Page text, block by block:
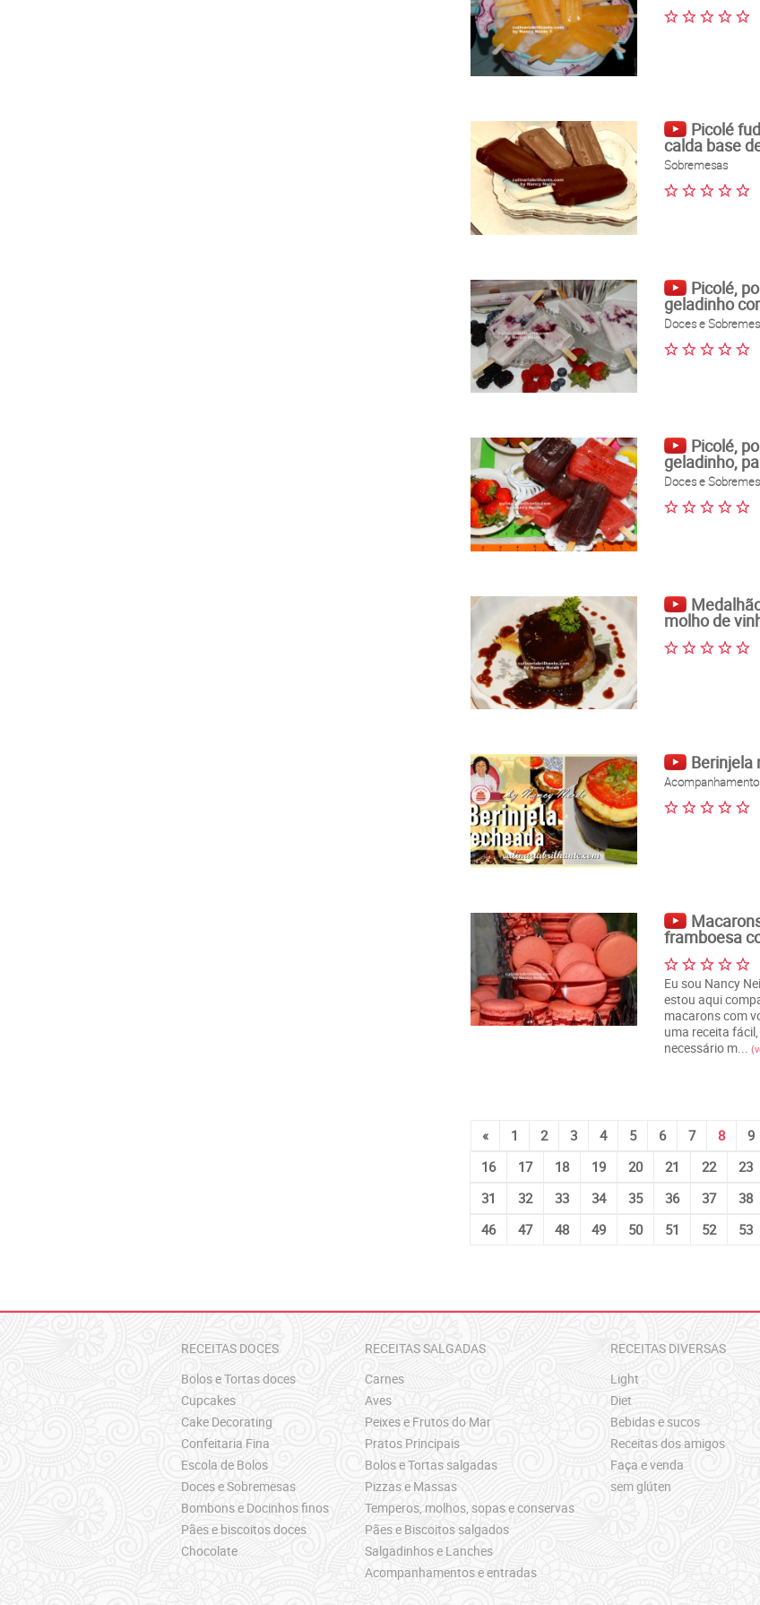
Picolé
calda base
Sobremesas
Picolé,
geladinho
Doces e
Picolé,
geladinho,
Doces e
molho de
Berinjela
framboesa
Eu sou Nancy
estou aqui
macarons com
uma receita
necessário m...
« 1 2 3 4 5 6 7 8 9
16
17 18 19 20 21 22 23
31
32 33 34 35 36 37 38
46
47 48 49 50 51 52 53
RECEITAS DOCES
Bolos e Tortas doces
Cupcakes
Cake Decorating
Confeitaria Fina
Escola de Bolos
Doces e Sobremesas
Bombons e Docinhos finos
Pães e biscoitos doces
Chocolate
RECEITAS SALGADAS
Carnes
Aves
Peixes e Frutos do Mar
Pratos Principais
Bolos e Tortas salgadas
Pizzas e Massas
Temperos, molhos, sopas e conservas
Pães e Biscoitos salgados
Salgadinhos e Lanches
Acompanhamentos e entradas
RECEITAS DIVERSAS
Light
Diet
Bebidas e sucos
Receitas dos amigos
Faça e venda
sem glúten